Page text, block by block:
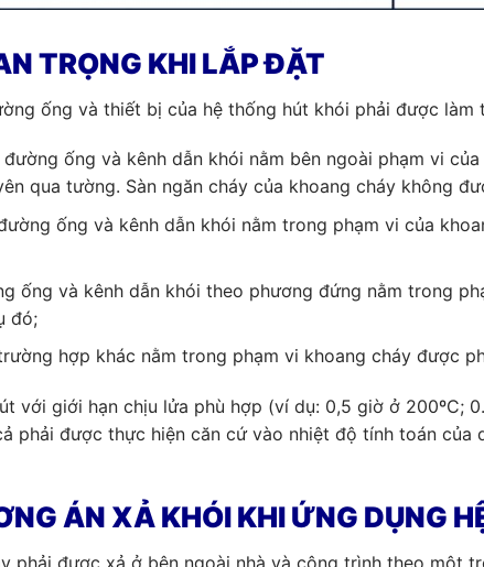
TRỌNG KHI LẮP ĐẶT
ống và thiết bị của hệ thống hút khói phải được
đường ống và kênh dẫn khói nằm bên ngoài phạm vi
qua tường. Sàn ngăn cháy của khoang cháy không
ống và kênh dẫn khói nằm trong phạm vi của
ống và kênh dẫn khói theo phương đứng nằm trong
đó;
hợp khác nằm trong phạm vi khoang cháy được
với giới hạn chịu lửa phù hợp (ví dụ: 0,5 giờ ở 200ºC;
phải được thực hiện căn cứ vào nhiệt độ tính toán
ÁN XẢ KHÓI KHI ỨNG DỤNG
phải được xả ở bên ngoài nhà và công trình theo một